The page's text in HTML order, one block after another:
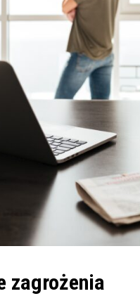
zagrożenia